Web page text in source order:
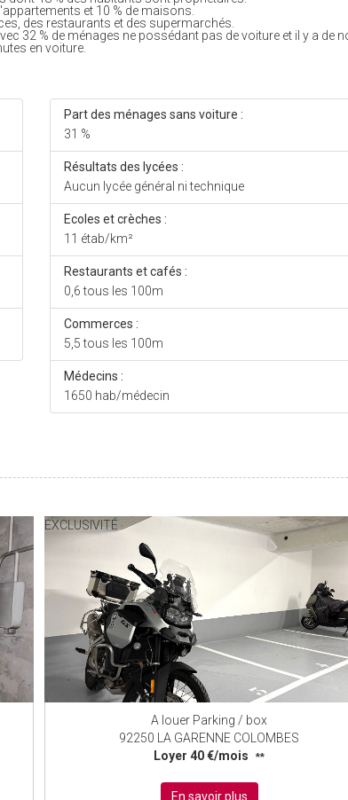
et 10 % de maisons.
des restaurants et des supermarchés.
32 % de ménages ne possédant pas de voiture et il y a de
en voiture.
Part des ménages sans voiture :
31 %
Résultats des lycées :
Aucun lycée général ni technique
Ecoles et crèches :
11 étab/km²
Restaurants et cafés :
0,6 tous les 100m
Commerces :
5,5 tous les 100m
Médecins :
1650 hab/médecin
EXCLUSIVITÉ
A louer Parking / box
92250 LA GARENNE COLOMBES
Loyer 40 €/mois
**
En savoir plus